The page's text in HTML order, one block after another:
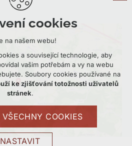
cookies
na našem webu!
a související technologie, aby
vašim potřebám a vy na webu
Soubory cookies používané na
ke zjišťování totožnosti uživatelů
stránek.
COOKIES
NASTAVIT